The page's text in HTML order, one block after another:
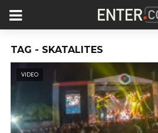
TAG - SKATALITES
VIDEO